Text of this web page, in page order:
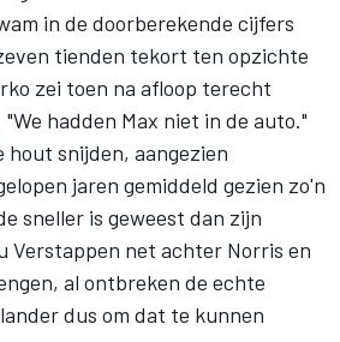
in de doorberekende cijfers
tienden tekort ten opzichte
zei toen na afloop terecht
hadden Max niet in de auto."
hout snijden, aangezien
jaren gemiddeld gezien zo'n
sneller is geweest dan zijn
Verstappen net achter Norris en
al ontbreken de echte
dus om dat te kunnen